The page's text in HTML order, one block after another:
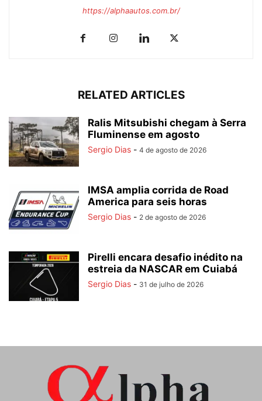
https://alphaautos.com.br/
RELATED ARTICLES
Ralis Mitsubishi chegam à Serra
Fluminense em agosto
Sergio Dias - 4 de agosto de 2026
IMSA amplia corrida de Road
America para seis horas
Sergio Dias - 2 de agosto de 2026
Pirelli encara desafio inédito na
estreia da NASCAR em Cuiabá
Sergio Dias - 31 de julho de 2026